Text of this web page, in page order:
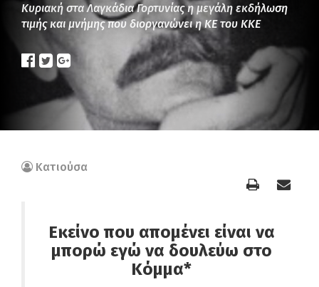
Κυριακή στα Λαγκάδια Γορτυνίας η μεγάλη εκδήλωση
τιμής και μνήμης που διοργανώνει η ΚΕ του ΚΚΕ
Κατιούσα
Εκείνο που απομένει είναι να
μπορώ εγώ να δουλεύω στο
Κόμμα*